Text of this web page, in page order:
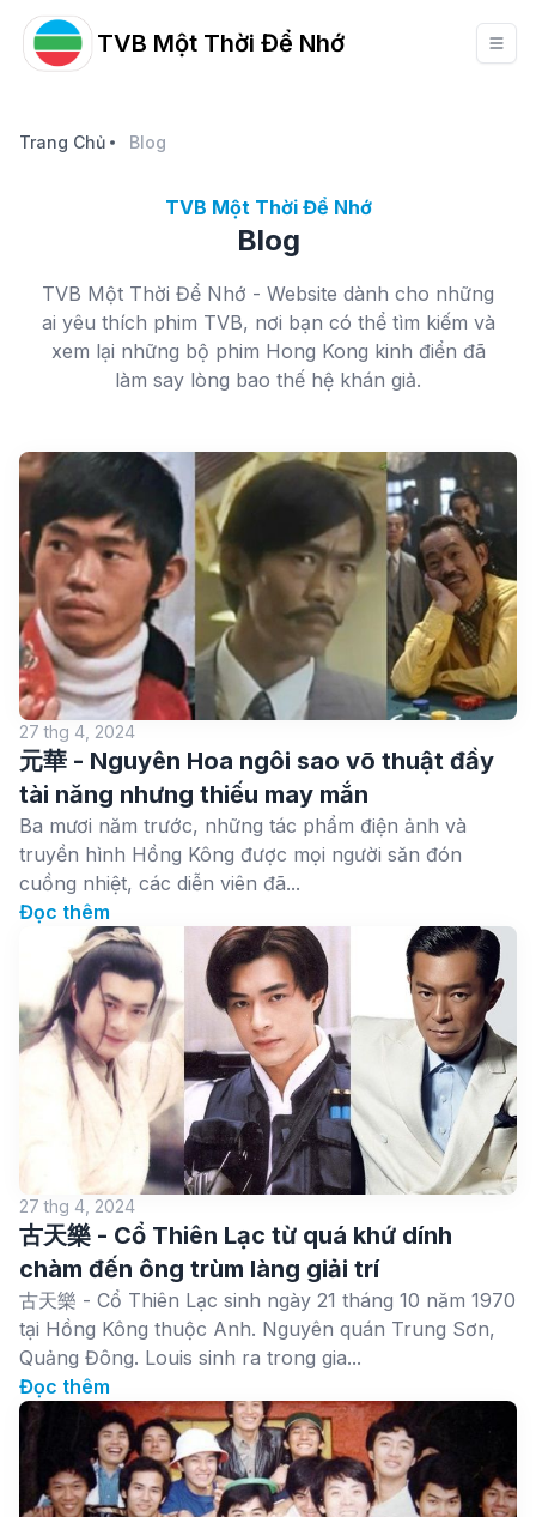
TVB Một Thời Để Nhớ
Trang Chủ Blog
TVB Một Thời Để Nhớ
Blog
TVB Một Thời Để Nhớ - Website dành cho những
ai yêu thích phim TVB, nơi bạn có thể tìm kiếm và
xem lại những bộ phim Hong Kong kinh điển đã
làm say lòng bao thế hệ khán giả.
27 thg 4, 2024
元華 - Nguyên Hoa ngôi sao võ thuật đầy
tài năng nhưng thiếu may mắn
Ba mươi năm trước, những tác phẩm điện ảnh và
truyền hình Hồng Kông được mọi người săn đón
cuồng nhiệt, các diễn viên đã...
Đọc thêm
27 thg 4, 2024
古天樂 - Cổ Thiên Lạc từ quá khứ dính
chàm đến ông trùm làng giải trí
古天樂 - Cổ Thiên Lạc sinh ngày 21 tháng 10 năm 1970
tại Hồng Kông thuộc Anh. Nguyên quán Trung Sơn,
Quảng Đông. Louis sinh ra trong gia...
Đọc thêm